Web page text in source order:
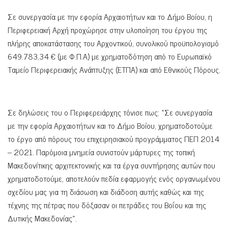
Σε συνεργασία με την εφορία Αρχαιοτήτων και το Δήμο Βοίου, η
Περιφερειακή Αρχή προχώρησε στην υλοποίηση του έργου της
πλήρης αποκατάστασης του Αρχοντικού, συνολικού προϋπολογισμό
649.783,34 € (με Φ.Π.Α) με χρηματοδότηση από το Ευρωπαϊκό
Ταμείο Περιφερειακής Ανάπτυξης (ΕΤΠΑ) και από Εθνικούς Πόρους.
Σε δηλώσεις του ο Περιφερειάρχης τόνισε πως: «Σε συνεργασία
με την εφορία Αρχαιοτήτων και το Δήμο Βοίου, χρηματοδοτούμε
το έργο από πόρους του επιχειρησιακού προγράμματος ΠΕΠ 2014
– 2021. Παρόμοια μνημεία συνιστούν μάρτυρες της τοπική
Μακεδονίτικης αρχιτεκτονικής και τα έργα συντήρησης αυτών που
χρηματοδοτούμε, αποτελούν πεδία εφαρμογής ενός οργανωμένου
σχεδίου μας για τη διάσωση και διάδοση αυτής καθώς και της
τέχνης της πέτρας που δόξασαν οι πετράδες του Βοΐου και της
Δυτικής Μακεδονίας».